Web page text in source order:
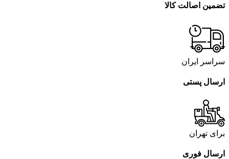
تضمین اصالت کالا
سراسر ایران
ارسال پستی
برای تهران
ارسال فوری